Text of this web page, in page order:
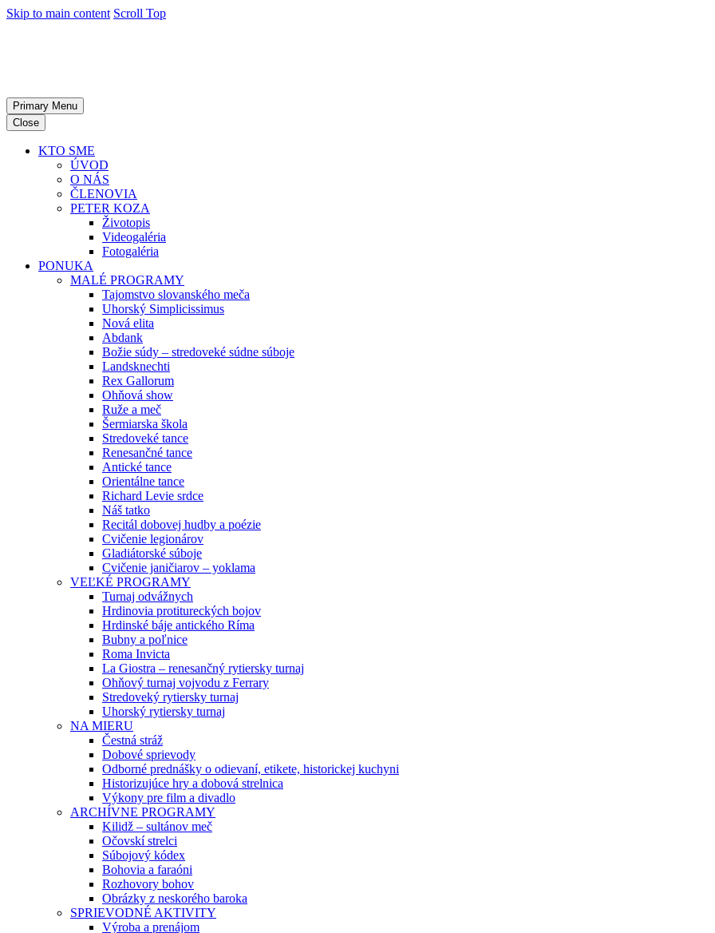
Skip to main content Scroll Top
Primary Menu
Close
KTO SME
ÚVOD
O NÁS
ČLENOVIA
PETER KOZA
Životopis
Videogaléria
Fotogaléria
PONUKA
MALÉ PROGRAMY
Tajomstvo slovanského meča
Uhorský Simplicissimus
Nová elita
Abdank
Božie súdy – stredoveké súdne súboje
Landsknechti
Rex Gallorum
Ohňová show
Ruže a meč
Šermiarska škola
Stredoveké tance
Renesančné tance
Antické tance
Orientálne tance
Richard Levie srdce
Náš tatko
Recitál dobovej hudby a poézie
Cvičenie legionárov
Gladiátorské súboje
Cvičenie janičiarov – yoklama
VEĽKÉ PROGRAMY
Turnaj odvážnych
Hrdinovia protitureckých bojov
Hrdinské báje antického Ríma
Bubny a poľnice
Roma Invicta
La Giostra – renesančný rytiersky turnaj
Ohňový turnaj vojvodu z Ferrary
Stredoveký rytiersky turnaj
Uhorský rytiersky turnaj
NA MIERU
Čestná stráž
Dobové sprievody
Odborné prednášky o odievaní, etikete, historickej kuchyni
Historizujúce hry a dobová strelnica
Výkony pre film a divadlo
ARCHÍVNE PROGRAMY
Kilidž – sultánov meč
Očovskí strelci
Súbojový kódex
Bohovia a faraóni
Rozhovory bohov
Obrázky z neskorého baroka
SPRIEVODNÉ AKTIVITY
Výroba a prenájom